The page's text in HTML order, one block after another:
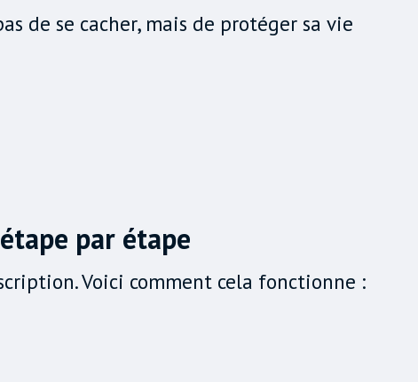
de se cacher, mais de protéger sa vie
par étape
Voici comment cela fonctionne :